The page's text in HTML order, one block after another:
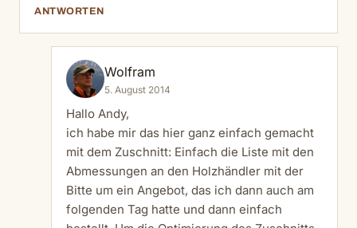
ANTWORTEN
Wolfram
5. August 2014
Hallo Andy,
ich habe mir das hier ganz einfach gemacht
mit dem Zuschnitt: Einfach die Liste mit den
Abmessungen an den Holzhändler mit der
Bitte um ein Angebot, das ich dann auch am
folgenden Tag hatte und dann einfach